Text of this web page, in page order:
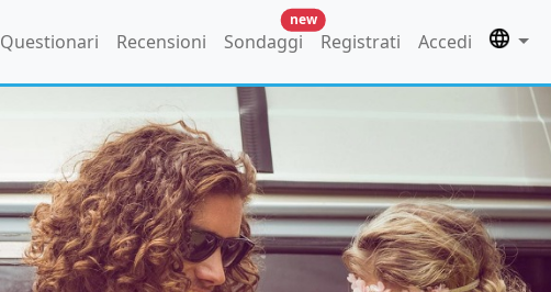
Questionari Recensioni Sondaggi
new
Registrati Accedi